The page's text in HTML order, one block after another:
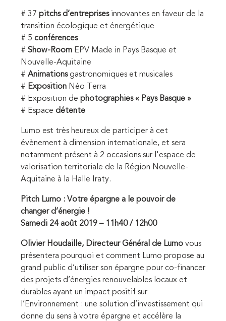
# 37 pitchs d’entreprises innovantes en faveur de la
transition écologique et énergétique
# 5 conférences
# Show-Room EPV Made in Pays Basque et
Nouvelle-Aquitaine
# Animationsgastronomiques et musicales
# Exposition Néo Terra
# Exposition de photographies « Pays Basque »
# Espace détente
Lumo est très heureux de participer à cet
évènement à dimension internationale, et sera
notamment présent à 2 occasions sur l'espace de
valorisation territoriale de la Région Nouvelle-
Aquitaine à la Halle Iraty.
Pitch Lumo : Votre épargne a le pouvoir de
changer d’énergie !
Samedi 24 août 2019 – 11h40 / 12h00
Olivier Houdaille, Directeur Général de Lumo vous
présentera pourquoi et comment Lumo propose au
grand public d’utiliser son épargne pour co-financer
des projets d’énergies renouvelables locaux et
durables ayant un impact positif sur
l’Environnement : une solution d’investissement qui
donne du sens à votre épargne et accélère la